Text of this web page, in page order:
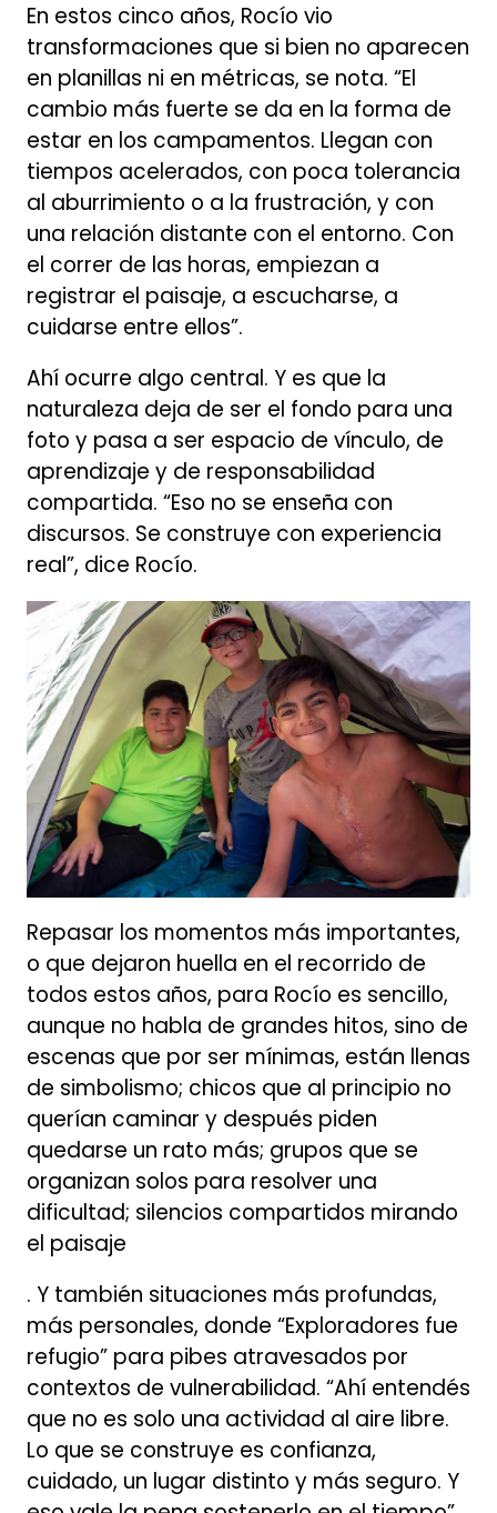
En estos cinco años, Rocío vio
transformaciones que si bien no aparecen
en planillas ni en métricas, se nota. “El
cambio más fuerte se da en la forma de
estar en los campamentos. Llegan con
tiempos acelerados, con poca tolerancia
al aburrimiento o a la frustración, y con
una relación distante con el entorno. Con
el correr de las horas, empiezan a
registrar el paisaje, a escucharse, a
cuidarse entre ellos”.
Ahí ocurre algo central. Y es que la
naturaleza deja de ser el fondo para una
foto y pasa a ser espacio de vínculo, de
aprendizaje y de responsabilidad
compartida. “Eso no se enseña con
discursos. Se construye con experiencia
real”, dice Rocío.
Repasar los momentos más importantes,
o que dejaron huella en el recorrido de
todos estos años, para Rocío es sencillo,
aunque no habla de grandes hitos, sino de
escenas que por ser mínimas, están llenas
de simbolismo; chicos que al principio no
querían caminar y después piden
quedarse un rato más; grupos que se
organizan solos para resolver una
dificultad; silencios compartidos mirando
el paisaje
. Y también situaciones más profundas,
más personales, donde “Exploradores fue
refugio” para pibes atravesados por
contextos de vulnerabilidad. “Ahí entendés
que no es solo una actividad al aire libre.
Lo que se construye es confianza,
cuidado, un lugar distinto y más seguro. Y